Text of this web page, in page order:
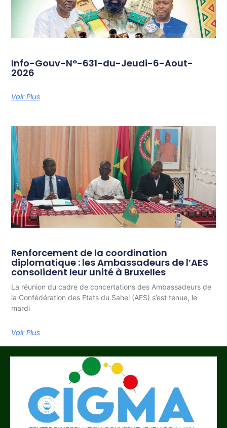
Info-Gouv-N°-631-du-Jeudi-6-Aout-
2026
Voir Plus
Renforcement de la coordination
diplomatique : les Ambassadeurs de l’AES
consolident leur unité à Bruxelles
La réunion du cadre de concertations des Ambassadeurs de
la Confédération des Etats du Sahel (AES) s’est tenue, le
mardi
Voir Plus